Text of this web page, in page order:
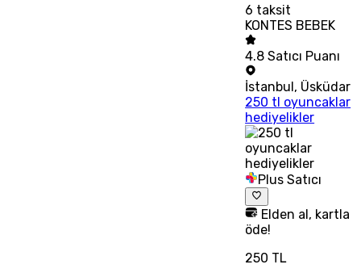
6 taksit
KONTES BEBEK
4.8 Satıcı Puanı
İstanbul , Üsküdar
250 tl oyuncaklar
hediyelikler
Plus Satıcı
Elden al, kartla
öde!
250 TL